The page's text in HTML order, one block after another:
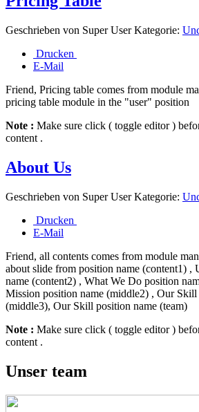
Geschrieben von Super User Kategorie:
Drucken
E-Mail
Friend, Pricing table comes from module
pricing table module in the "user" position
Note : Make sure click ( toggle editor )
content .
About Us
Geschrieben von Super User Kategorie:
Drucken
E-Mail
Friend, all contents comes from module
about slide from position name (content1) ,
name (content2) , What We Do position
Mission position name (middle2) , Our Skill
(middle3), Our Skill position name (team)
Note : Make sure click ( toggle editor )
content .
Unser team